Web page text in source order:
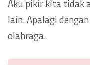
Aku pikir kita tidak
lain. Apalagi
olahraga.